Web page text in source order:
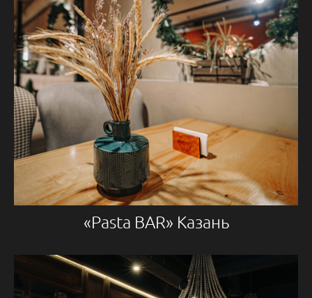
«Pasta BAR» Казань